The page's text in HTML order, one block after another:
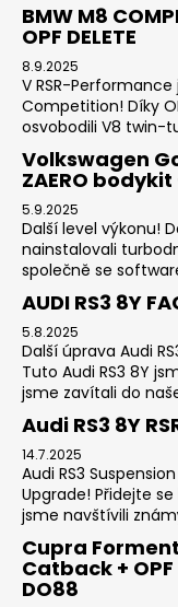
BMW M8
OPF DELETE
8.9.2025
V RSR-
Competition! Díky
osvobodili V8 twin-
Volkswagen
ZAERO
5.9.2025
Další level výkonu!
nainstalovali
společně se
AUDI RS3 8Y
5.8.2025
Další úprava Audi
Tuto Audi RS3 8Y
jsme zavítali do
Audi RS3 8Y
14.7.2025
Audi RS3
Upgrade! Přidejte
jsme navštívili
Cupra
Catback +
DO88